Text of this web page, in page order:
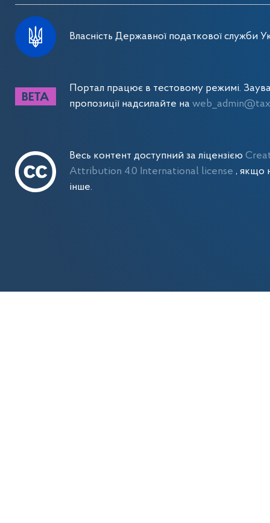
Власність Державної податкової служби
Портал працює в тестовому режимі.
пропозиції надсилайте на
Весь контент доступний за ліцензією
Attribution 4.0 International license , якщо
інше.